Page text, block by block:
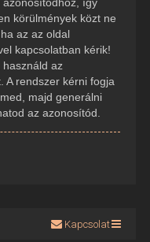
körülmények közt ne
az az oldal
kapcsolatban kérik!
az
A rendszer kérni fogja
majd generálni
az azonosítód.
Kapcsolat